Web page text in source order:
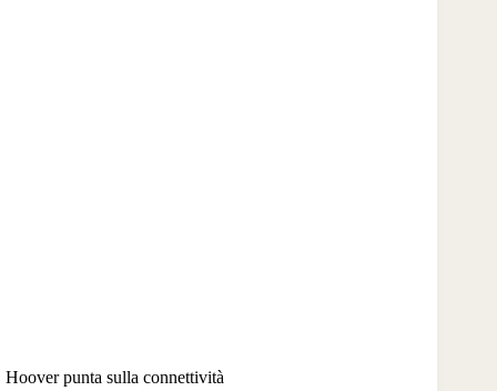
Hoover punta sulla connettività